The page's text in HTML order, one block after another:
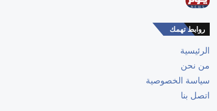
روابط تهمك
الرئيسية
من نحن
سياسة الخصوصية
اتصل بنا